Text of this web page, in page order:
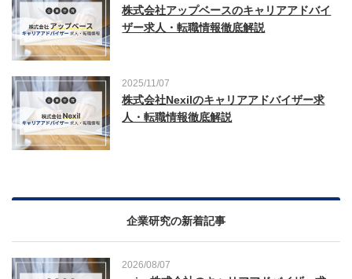
株式会社アップベースのキャリアアドバイ
ザー求人・転職情報徹底解説
2025/11/07
株式会社Nexilのキャリアアドバイザー求
人・転職情報徹底解説
企業研究の新着記事
2026/08/07